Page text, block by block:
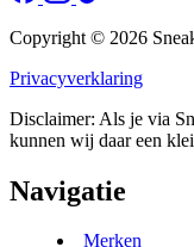
Copyright © 2026
Privacyverklaring
Disclaimer: Als je via
kunnen wij daar een
Navigatie
Merken